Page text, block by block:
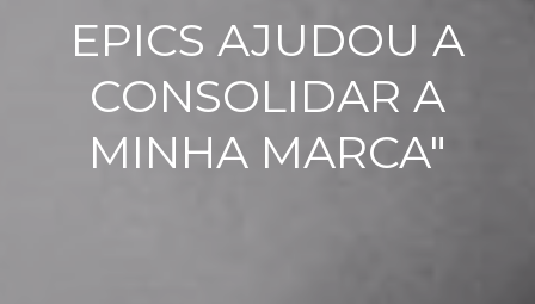
EPICS AJUDOU A
CONSOLIDAR A
MINHA MARCA"